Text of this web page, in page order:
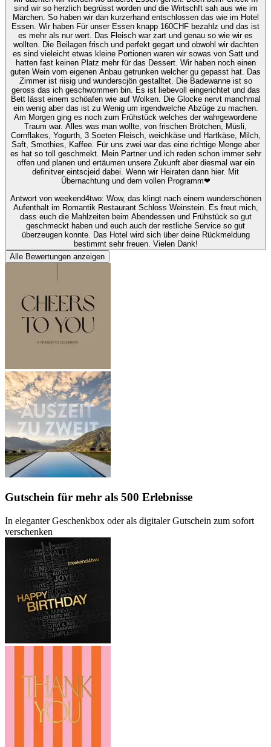
sind wir so herzlich begrüsst worden und die Wirtschft sah aus wie im
Märchen. So haben wir dan kurzerhand entschlossen das wie im Hotel
Essen. Wir haben Für unser Essen knapp 160CHF bezahlz und das ist
es mehr als nur wert. Das Fleisch war zart und genau so wie wir es
wollten. Die Beilagen frisch und perfekt gegart und obwohl wir dachten
es sind vieleicht etwas kleine Portionen waren wir sowas von Satt und
hatten fast keinen Platz mehr für das Dessert. Wir haben noch einen
guten Wein vom eigenen Anbau getrunken welcher gu gepasst hat. Das
Zimmer ist riisig und wunderscjön gestalltet. Die Badewanne ist so
geross das ich geschwommen bin. Es ist liebevoll eingerichtet und das
Bett lässt einem schöafen wie auf Wolken. Die Glocke nervt manchmal
ein wenig aber das ist zu Wenig um irgendwelche Abzüge zu machen.
Am Morgen ging es noch zum Frühstück welches der wahrgewordene
Traum war. Alles was man wollte, von frischen Brötchen, Müsli,
Cornflakes, Yogurth, 3 Soeten Fleisch, weichkäse und Hartkäse, Milch,
Saft, Smothies, Kaffee. Für uns zwei war das eine richtige Menge aber
es hat so toll geschmekt. Mein Partner und ich reden schon immer sehr
offen und planen und ertäumen unsere Zukunft aber diesmal war ein
definitver eintscjeid dabei. Wenn wir Heiraten dann hier. Mit
Übernachtung und dem vollen Programm❤
Antwort von weekend4two: Wow, das klingt nach einem wunderschönen
Aufenthalt im Romantik Restaurant Schloss Weinstein. Es freut mich,
dass euch die Mahlzeiten beim Abendessen und Frühstück so gut
geschmeckt haben und euch auch der restliche Service so gut
überzeugen konnte. Das Hotel wird sich über deine Rückmeldung
bestimmt sehr freuen. Vielen Dank!
Alle Bewertungen anzeigen
Gutschein für mehr als 500 Erlebnisse
In eleganter Geschenkbox oder als digitaler Gutschein zum sofort
verschenken